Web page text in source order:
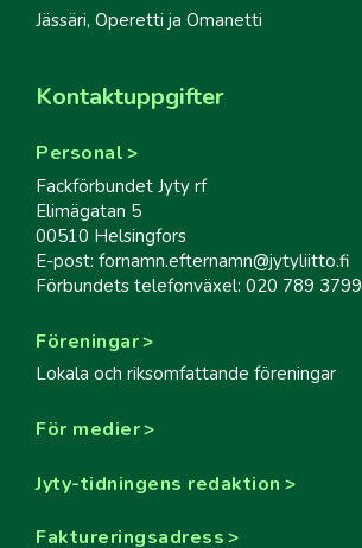
Jässäri, Operetti ja Omanetti
Kontaktuppgifter
Personal
Fackförbundet Jyty rf
Elimägatan 5
00510 Helsingfors
E-post: fornamn.efternamn@jytyliitto.fi
Förbundets telefonväxel: 020 789 3799
Föreningar
Lokala och riksomfattande föreningar
För medier
Jyty-tidningens redaktion
Faktureringsadress